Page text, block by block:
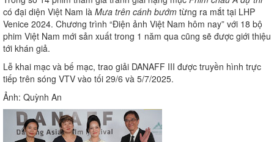
có đại diện Việt Nam là Mưa trên cánh bướm từng ra mắt tại LHP
Venice 2024. Chương trình “Điện ảnh Việt Nam hôm nay” với 18 bộ
phim Việt Nam mới sản xuất trong 1 năm qua cũng sẽ được giới thiệu
tới khán giả.
Lễ khai mạc và bế mạc, trao giải DANAFF III được truyền hình trực
tiếp trên sóng VTV vào tối 29/6 và 5/7/2025.
Ảnh: Quỳnh An